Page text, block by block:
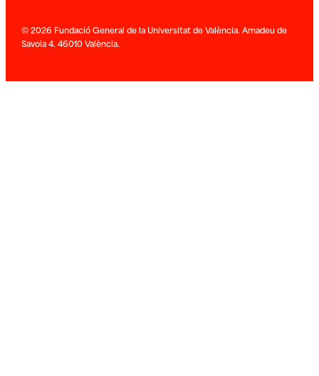
© 2026 Fundació General de la Universitat de València. Amadeu de
Savoia 4. 46010 València.